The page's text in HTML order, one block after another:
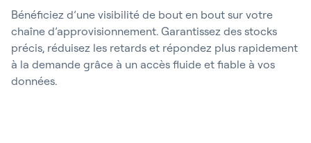
Bénéficiez d’une visibilité de bout en bout sur votre
chaîne d’approvisionnement. Garantissez des stocks
précis, réduisez les retards et répondez plus rapidement
à la demande grâce à un accès fluide et fiable à vos
données.